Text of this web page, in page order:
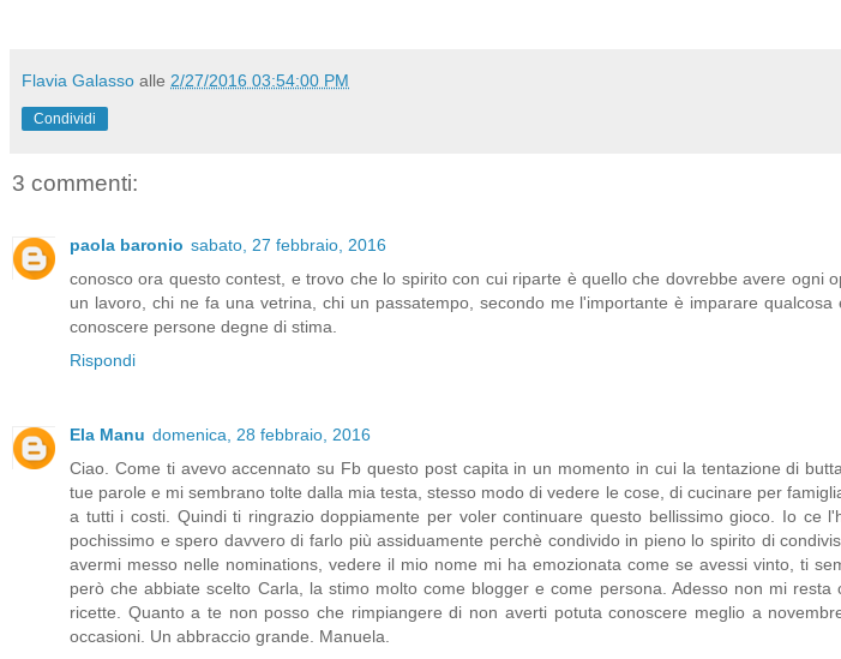
Flavia Galasso alle 2/27/2016 03:54:00 PM
Condividi
3 commenti:
paola baronio sabato, 27 febbraio, 2016
conosco ora questo contest, e trovo che lo spirito con cui riparte è quello che dovrebbe avere ogni
un lavoro, chi ne fa una vetrina, chi un passatempo, secondo me l'importante è imparare
conoscere persone degne di stima.
Rispondi
Ela Manu domenica, 28 febbraio, 2016
Ciao. Come ti avevo accennato su Fb questo post capita in un momento in cui la tentazione di
tue parole e mi sembrano tolte dalla mia testa, stesso modo di vedere le cose, di cucinare per
a tutti i costi. Quindi ti ringrazio doppiamente per voler continuare questo bellissimo gioco. Io ce
pochissimo e spero davvero di farlo più assiduamente perchè condivido in pieno lo spirito di
avermi messo nelle nominations, vedere il mio nome mi ha emozionata come se avessi vinto, ti
però che abbiate scelto Carla, la stimo molto come blogger e come persona. Adesso non mi
ricette. Quanto a te non posso che rimpiangere di non averti potuta conoscere meglio a
occasioni. Un abbraccio grande. Manuela.